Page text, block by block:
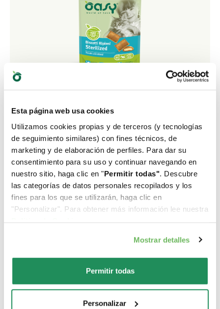
Esta página web usa cookies
Utilizamos cookies propias y de terceros (y tecnologías
de seguimiento similares) con fines técnicos, de
marketing y de elaboración de perfiles. Para dar su
consentimiento para su uso y continuar navegando en
nuestro sitio, haga clic en "Permitir todas" . Descubre
las categorías de datos personales recopilados y los
fines para los que se utilizarán, haga clic en
"Personalizar". Para obtener más información lee nuestra
Mostrar detalles
Permitir todas
Personalizar
TREATS • Treats Sterilized
Alimento complementario ideal para gatos
esterilizados
Creamy Snack
Mousses cremosos listos para servir en el bol o
directamente del práctico stick monodosis. Contienen
proteínas favorece el bienestar general del gato.